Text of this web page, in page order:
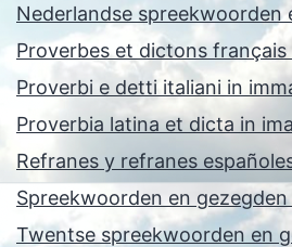
Nederlandse spreekwoorden
Proverbes et dictons français
Proverbi e detti italiani in
Proverbia latina et dicta in
Refranes y refranes
Spreekwoorden en gezegden
Twentse spreekwoorden en